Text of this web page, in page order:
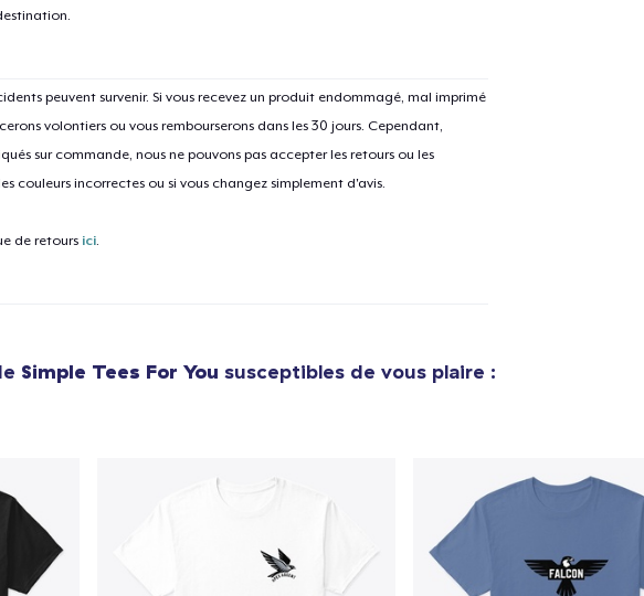
peuvent survenir. Si vous recevez un produit endommagé, mal imprimé
volontiers ou vous rembourserons dans les 30 jours. Cependant,
sur commande, nous ne pouvons pas accepter les retours ou les
couleurs incorrectes ou si vous changez simplement d'avis.
de retours ici.
Simple Tees For You susceptibles de vous plaire :
1article ajouté au Panier